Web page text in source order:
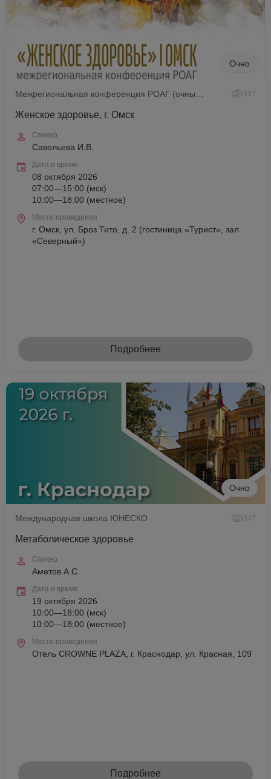
Очно
917
Женское здоровье, г. Омск
Спикер
Савельева И.В.
Дата и время
08 октября 2026
07:00—15:00 (мск)
10:00—18:00 (местное)
Место проведения
г. Омск, ул. Броз Тито, д. 2 (гостиница «Турист», зал
«Северный»)
Подробнее
Очно
Международная школа ЮНЕСКО 547
Метаболическое здоровье
Спикер
Аметов А.С.
Дата и время
19 октября 2026
10:00—18:00 (мск)
10:00—18:00 (местное)
Место проведения
Отель CROWNE PLAZA, г. Краснодар, ул. Красная, 109
Подробнее